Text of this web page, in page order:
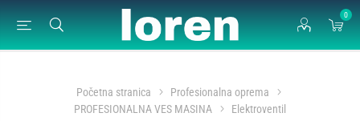
0
Početna stranica
Profesionalna oprema
PROFESIONALNA VES MASINA
Elektroventil